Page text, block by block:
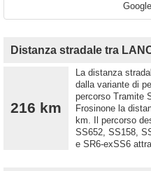
Google
Distanza stradale tra
216 km
La distanza
dalla variante di
percorso Tramite
Frosinone la
km. Il percorso
SS652, SS158,
e SR6-exSS6